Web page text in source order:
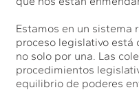
Estamos en un sistema
proceso legislativo está
no solo por una. Las
procedimientos
equilibrio de poderes